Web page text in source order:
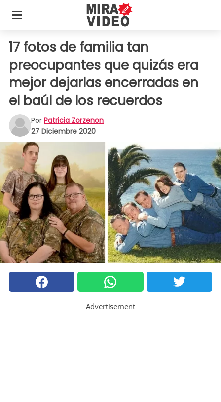
17 fotos de familia tan
preocupantes que quizás era
mejor dejarlas encerradas en
el baúl de los recuerdos
Por Patricia Zorzenon
27 Diciembre 2020
Advertisement